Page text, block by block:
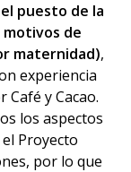
puesto de la
de
maternidad),
experiencia
y Cacao.
los aspectos
Proyecto
por lo que